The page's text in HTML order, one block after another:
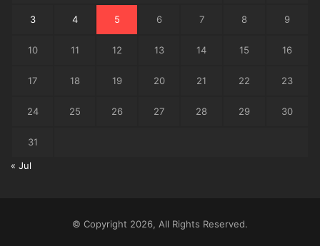
3 4 5 6 7 8 9
10 11 12 13 14 15 16
17 18 19 20 21 22 23
24 25 26 27 28 29 30
31
« Jul
© Copyright 2026, All Rights Reserved.